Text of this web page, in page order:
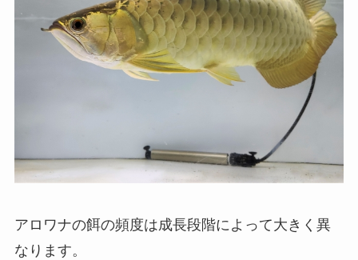
アロワナの餌の頻度は成長段階によって大きく異
なります。